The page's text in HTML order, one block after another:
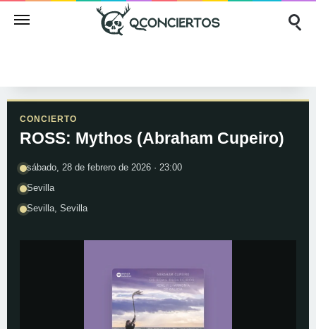
CONCIERTO
ROSS: Mythos (Abraham Cupeiro)
sábado, 28 de febrero de 2026 · 23:00
Sevilla
Sevilla, Sevilla